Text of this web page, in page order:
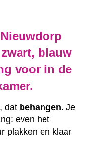
blauw
voor in de
, dat behangen. Je
even het
plakken en klaar